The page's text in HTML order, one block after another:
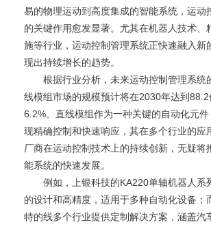
易的物理运动到高度集成的智能系统，运动
的关键作用愈发显著。尤其在机器人技术、
施等行业，运动控制管理系统正快速融入新
现出持续增长的趋势。
根据行业分析，未来运动控制管理系统
线模组市场的规模预计将在2030年达到
6.2%。直线模组作为一种关键的自动化元
现精确控制和快速响应，其在多个行业的应
厂商在运动控制技术上的持续创新，无疑将
能系统的快速发展。
例如，上银科技的KA220单轴机器人系
的设计和高精度，适用于多种自动化设备；
特的线多个行业提供定制解决方案，涵盖汽